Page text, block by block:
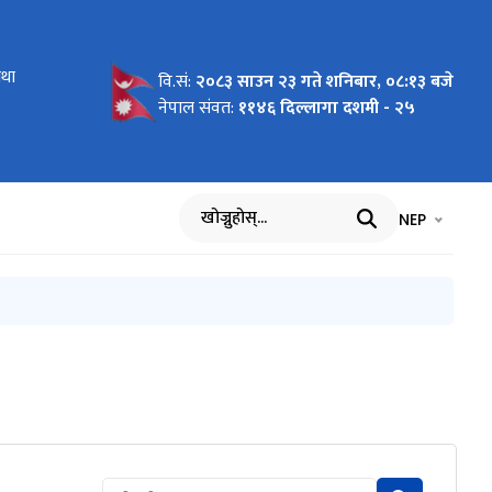
वि.सं: २०८३ साउन २३ गते शनिबार, ०८:१३ बजे
नेपाल संवत: ११४६ दिल्लागा दशमी - २५
खोज्नुहोस् भाषा चयन
NEP